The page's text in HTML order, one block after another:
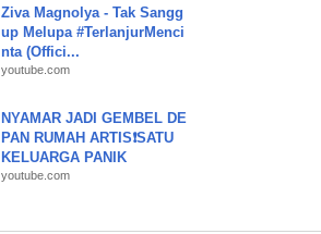
Ziva Magnolya - Tak Sangg
up Melupa #TerlanjurMenci
nta (Offici...
youtube.com
NYAMAR JADI GEMBEL DE
PAN RUMAH ARTIS❗SATU
KELUARGA PANIK
youtube.com